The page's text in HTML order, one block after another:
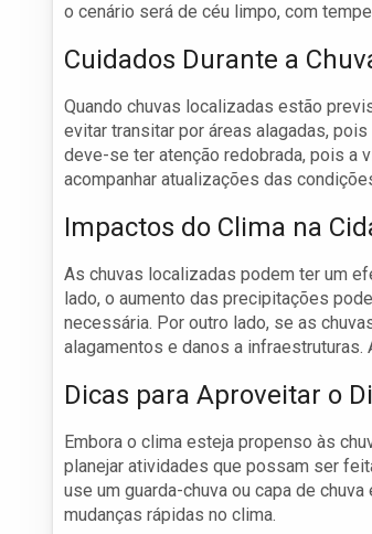
o cenário será de céu limpo, com
Cuidados Durante a
Quando chuvas localizadas estão
evitar transitar por áreas alagadas,
deve-se ter atenção redobrada, pois a
acompanhar atualizações das
Impactos do Clima na
As chuvas localizadas podem ter um
lado, o aumento das precipitações
necessária. Por outro lado, se as
alagamentos e danos a
Dicas para Aproveitar o
Embora o clima esteja propenso às
planejar atividades que possam ser
use um guarda-chuva ou capa de
mudanças rápidas no clima.